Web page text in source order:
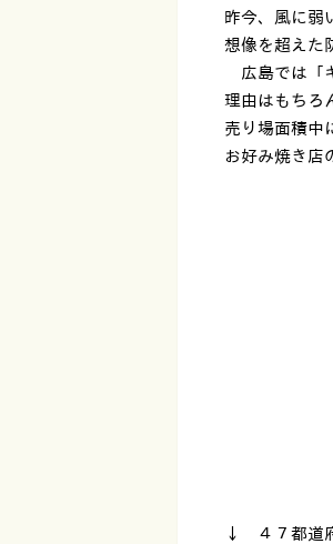
昨今、風に弱
想像を超えた
広島では「
理由はもちろ
売り場面積中
お好み焼き店
↓ ４７都道府